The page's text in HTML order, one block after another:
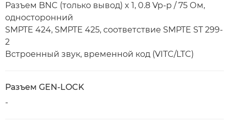
Разъем BNC (только вывод) x 1, 0.8 Vp-p / 75 Ом,
односторонний
SMPTE 424, SMPTE 425, соответствие SMPTE ST 299-
2
Встроенный звук, временной код (VITC/LTC)
Разъем GEN-LOCK
-